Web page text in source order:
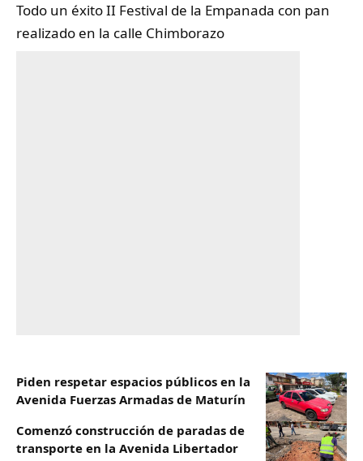
Todo un éxito II Festival de la Empanada con pan
realizado en la calle Chimborazo
Piden respetar espacios públicos en la
Avenida Fuerzas Armadas de Maturín
​Comenzó construcción de paradas de
transporte en la Avenida Libertador